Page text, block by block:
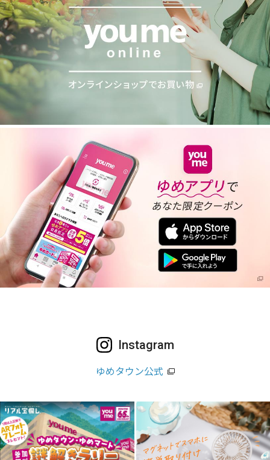
Instagram
ゆめタウン公式